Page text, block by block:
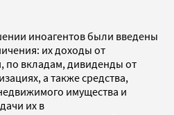
иноагентов были введены
их доходы от
по вкладам, дивиденды от
а также средства,
имущества и
их в